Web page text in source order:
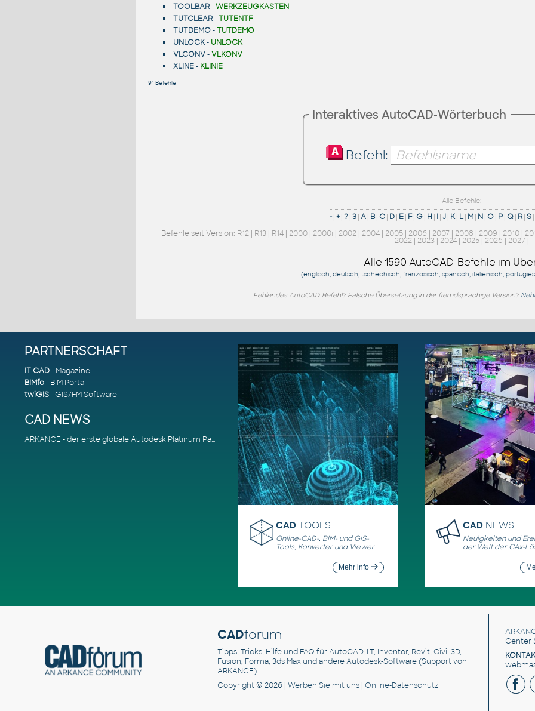
TOOLBAR-WERKZEUGKASTEN
TUTCLEAR-TUTENTF
TUTDEMO-TUTDEMO
UNLOCK- UNLOCK
VLCONV-VLKONV
XLINE- KLINIE
91 Befehle
Interaktives AutoCAD-Wörterbuch
Befehl:
Alle Befehle:
-|+| ?|3|A| B|C| D| E| F|G| H| I|J| K| L| M| N|O| P|Q| R|S|
Befehle seit Version: R12 | R13 | R14 | 2000 | 2000i | 2002 | 2004 | 2005 | 2006 | 2007 | 2008 | 2009 | 2010 |
2022| 2023 | 2024| 2025| 2026 | 2027|
Alle 1590 AutoCAD-Befehle im
(englisch, deutsch, tschechisch, französisch, spanisch, italienisch,
Fehlendes AutoCAD-Befehl? Falsche Übersetzung in der fremdsprachige Version?
PARTNERSCHAFT
IT CAD- Magazine
BIMfo- BIM Portal
twiGIS- GIS/FM Software
CAD NEWS
ARKANCE - der erste globale Autodesk Platinum Partner
CAD TOOLS
Online-CAD-, BIM- und GIS-
Tools, Konverter und Viewer
Mehr info
CAD NEWS
Neuigkeiten und
der Welt der CAx-
CADforum
Tipps, Tricks, Hilfe und FAQ für AutoCAD, LT, Inventor, Revit, Civil 3D,
Fusion, Forma, 3ds Max und andere Autodesk-Software (Support von
ARKANCE)
Copyright © 2026 | Werben Siemit uns | Online-Datenschutz
Center